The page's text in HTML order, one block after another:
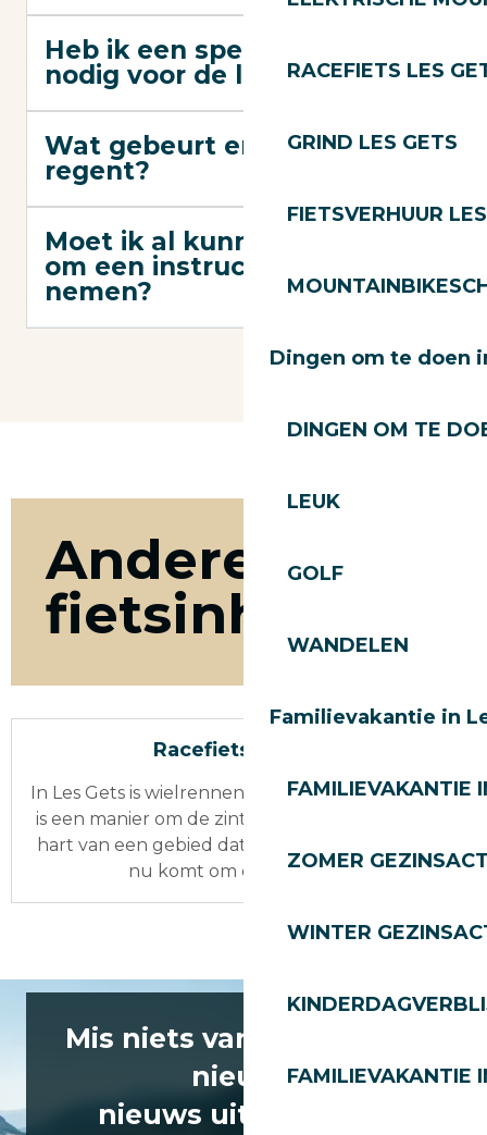
RACEFIETS LES
GRIND LES GETS
FIETSVERHUUR
Dingen om te doen
DINGEN OM TE
LEUK
GOLF
WANDELEN
Familievakantie in
FAMILIEVAKANTIE
ZOMER
WINTER
FAMILIEVAKANTIE
Heb ik een speciale fiets
nodig voor de lessen?
Wat gebeurt er als het
regent?
Moet ik al kunnen fietsen
om een instructeur te
nemen?
Andere
fietsinhoud
Racefiets Les Gets
In Les Gets is wielrennen niet alleen een sport, het
is een manier om de zintuigen te prikkelen in het
hart van een gebied dat wielrennen ademt. Of je
nu komt om de stopwatch...
Mis niets van het laatste
nieuws
nieuws uit Les Gets!